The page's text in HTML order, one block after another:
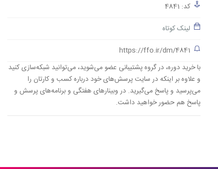
کد: 4841
لینک کوتاه
https://ffo.ir/dm/4841
با خرید دوره، در گروه پشتیبانی عضو می‌شوید، می‌توانید شبکه‌سازی کنید
و علاوه بر اینکه در سایت پرسش‌های خود درباره کسب و کارتان را
می‌پرسید و پاسخ می‌گیرید. در وبینارهای هفتگی و برنامه‌های پرسش و
پاسخ هم حضور خواهید داشت.